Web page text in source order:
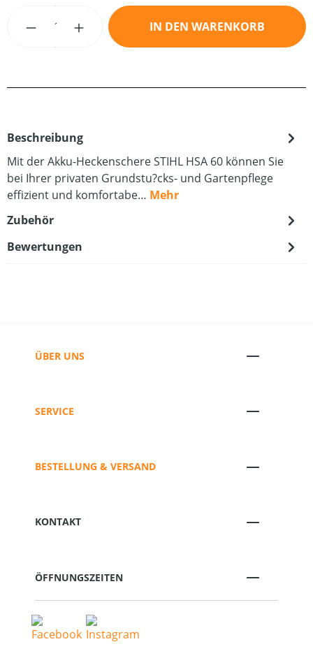
Produkt Anzahl: Gib den gewünschten
IN DEN WARENKORB
Beschreibung
Mit der Akku-Heckenschere STIHL HSA 60 können Sie
bei Ihrer privaten Grundstu?cks- und Gartenpflege
effizient und komfortabe… Mehr
Zubehör
Bewertungen
ÜBER UNS
SERVICE
BESTELLUNG & VERSAND
KONTAKT
ÖFFNUNGSZEITEN